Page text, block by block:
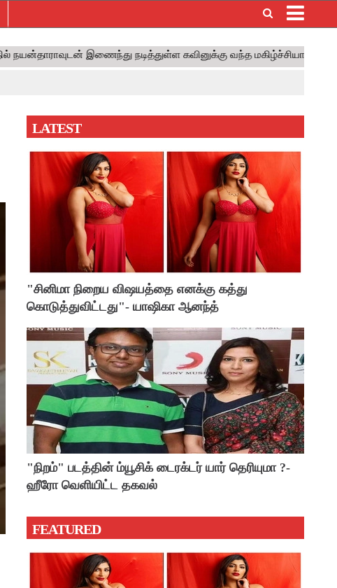
LATEST
"சினிமா நிறைய விஷயத்தை எனக்கு கத்து
கொடுத்துவிட்டது"- யாஷிகா ஆனந்த்
"நிறம்" படத்தின் ம்யூசிக் டைரக்டர் யார் தெரியுமா ?-
ஹீரோ வெளியிட்ட தகவல்
FEATURED